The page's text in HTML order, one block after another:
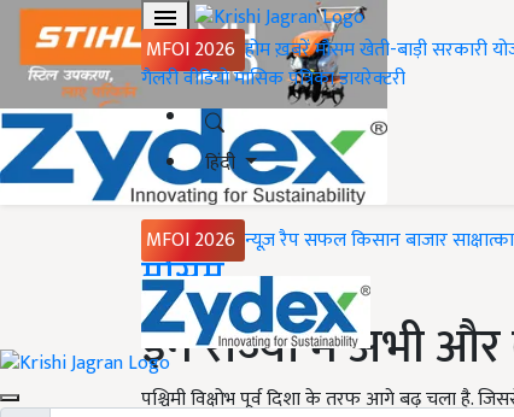
MFOI 2026 होमख़बरेंमौसमखेती-बाड़ीसरकारी
गैलरीवीडियोमासिक पत्रिकाडायरेक्टरी
हिंदी
MFOI 2026 न्यूज़ रैपसफल किसानबाजार
Home
मौसम
इन राज्यों में अभी
पश्चिमी विक्षोभ पूर्व दिशा के तरफ आगे बढ़ चला है.